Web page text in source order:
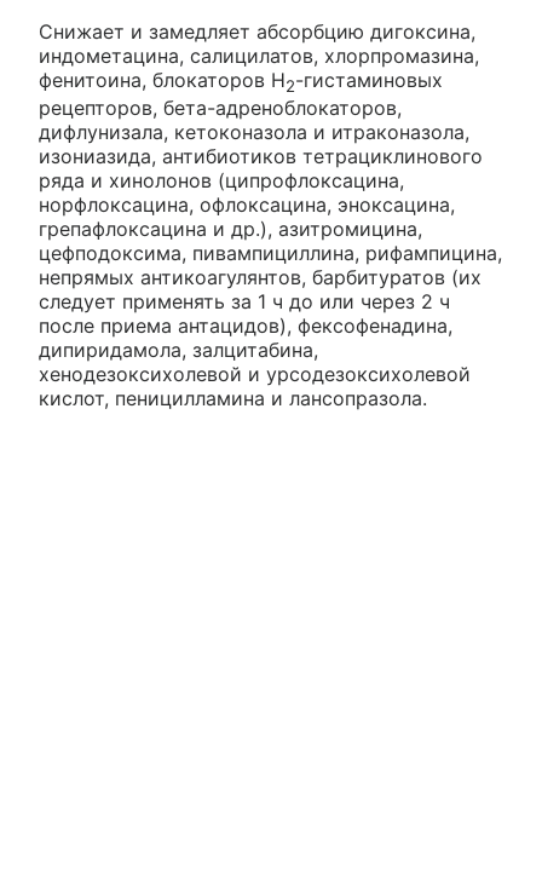
Снижает и замедляет абсорбцию дигоксина,
индометацина, салицилатов, хлорпромазина,
фенитоина, блокаторов H2-гистаминовых
рецепторов, бета-адреноблокаторов,
дифлунизала, кетоконазола и итраконазола,
изониазида, антибиотиков тетрациклинового
ряда и хинолонов (ципрофлоксацина,
норфлоксацина, офлоксацина, эноксацина,
грепафлоксацина и др.), азитромицина,
цефподоксима, пивампициллина, рифампицина,
непрямых антикоагулянтов, барбитуратов (их
следует применять за 1 ч до или через 2 ч
после приема антацидов), фексофенадина,
дипиридамола, залцитабина,
хенодезоксихолевой и урсодезоксихолевой
кислот, пеницилламина и лансопразола.